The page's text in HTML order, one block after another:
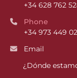
+34 628 762
Phone
+34 973 449
Email
¿Dónde